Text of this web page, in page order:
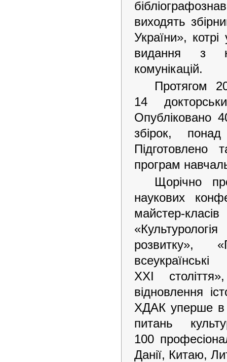
виходять
України»,
видання з
комунікацій.
Протягом
14
Опубліковано
збірок,
Підготовлено
програм
Щорічно
наукових
майстер-
розвитку»,
ХХІ
відновлення
ХДАК уперше в
питань
100
Данії, Китаю,